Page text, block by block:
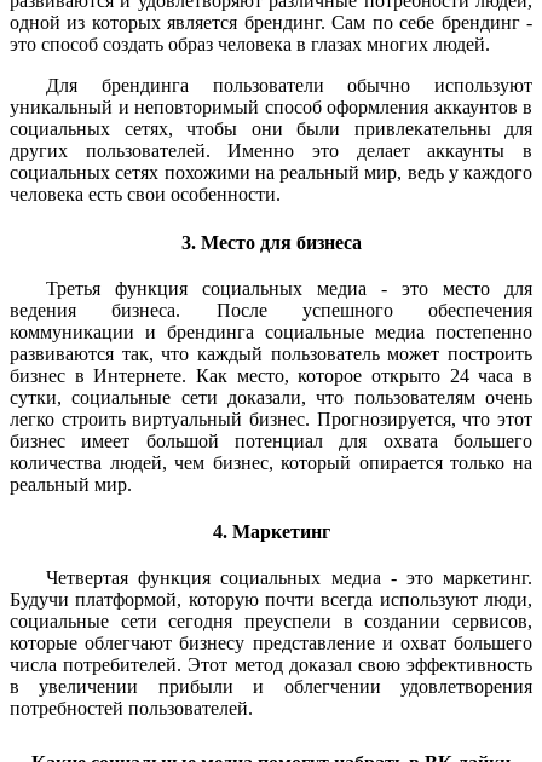
одной из которых является брендинг. Сам по себе брендинг -
это способ создать образ человека в глазах многих людей.
Для брендинга пользователи обычно используют
уникальный и неповторимый способ оформления аккаунтов в
социальных сетях, чтобы они были привлекательны для
других пользователей. Именно это делает аккаунты в
социальных сетях похожими на реальный мир, ведь у каждого
человека есть свои особенности.
3. Место для бизнеса
Третья функция социальных медиа - это место для
ведения бизнеса. После успешного обеспечения
коммуникации и брендинга социальные медиа постепенно
развиваются так, что каждый пользователь может построить
бизнес в Интернете. Как место, которое открыто 24 часа в
сутки, социальные сети доказали, что пользователям очень
легко строить виртуальный бизнес. Прогнозируется, что этот
бизнес имеет большой потенциал для охвата большего
количества людей, чем бизнес, который опирается только на
реальный мир.
4. Маркетинг
Четвертая функция социальных медиа - это маркетинг.
Будучи платформой, которую почти всегда используют люди,
социальные сети сегодня преуспели в создании сервисов,
которые облегчают бизнесу представление и охват большего
числа потребителей. Этот метод доказал свою эффективность
в увеличении прибыли и облегчении удовлетворения
потребностей пользователей.